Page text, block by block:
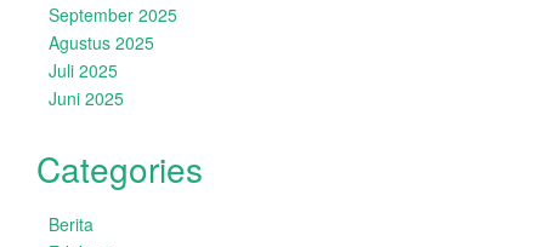
September 2025
Agustus 2025
Juli 2025
Juni 2025
Categories
Berita